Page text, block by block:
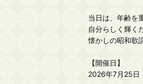
当日は、年齢を
自分らしく輝く
懐かしの昭和歌
【開催日】
2026年7月25日